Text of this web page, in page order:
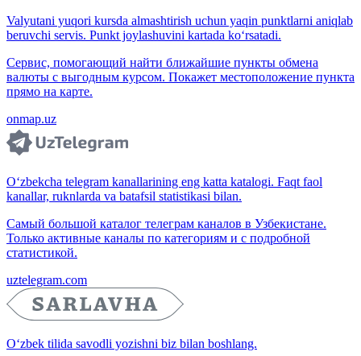
Valyutani yuqori kursda almashtirish uchun yaqin punktlarni aniqlab
beruvchi servis. Punkt joylashuvini kartada ko‘rsatadi.
Сервис, помогающий найти ближайшие пункты обмена
валюты с выгодным курсом. Покажет местоположение пункта
прямо на карте.
onmap.uz
O‘zbekcha telegram kanallarining eng katta katalogi. Faqt faol
kanallar, ruknlarda va batafsil statistikasi bilan.
Самый большой каталог телеграм каналов в Узбекистане.
Только активные каналы по категориям и с подробной
статистикой.
uztelegram.com
O‘zbek tilida savodli yozishni biz bilan boshlang.